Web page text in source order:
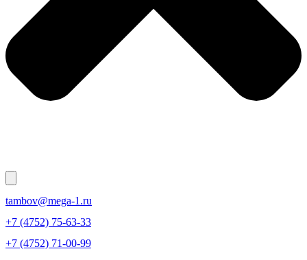
tambov@mega-1.ru
+7 (4752) 75-63-33
+7 (4752) 71-00-99